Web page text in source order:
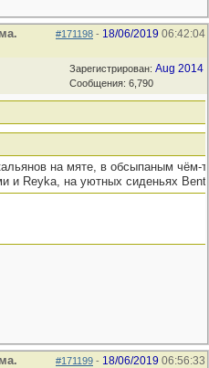
#171198 - 18/06/2019 06:42:04
Зарегистрирован: Aug 2014
Сообщения: 6,790
на мяте, в обсыпаным чём-
и Reyka, на уютных сиденьях
#171199 - 18/06/2019 06:56:33